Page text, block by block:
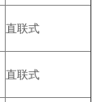
直联式
直联式